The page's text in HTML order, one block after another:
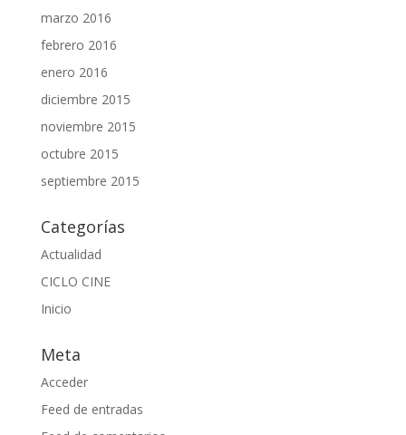
marzo 2016
febrero 2016
enero 2016
diciembre 2015
noviembre 2015
octubre 2015
septiembre 2015
Categorías
Actualidad
CICLO CINE
Inicio
Meta
Acceder
Feed de entradas